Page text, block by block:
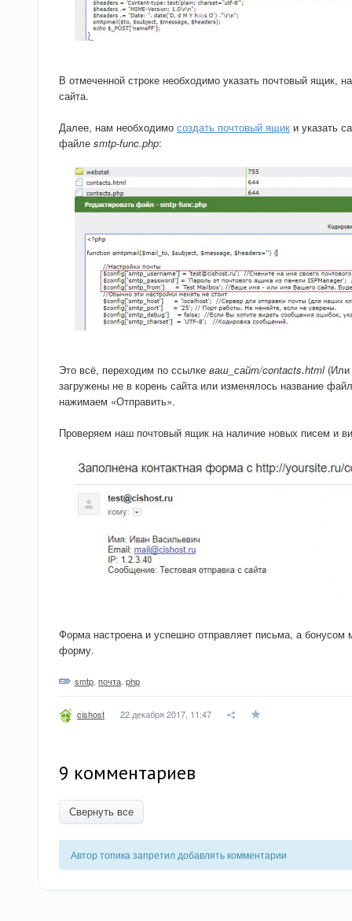
В отмеченной строке необходимо указать почтовый ящик,
сайта.
Далее, нам необходимо создать почтовый ящик и указать
файле smtp-func.php:
Это всё, переходим по ссылке ваш_сайт/contacts.html(Или
загружены не в корень сайта или изменялось название
нажимаем «Отправить».
Проверяем наш почтовый ящик на наличие новых писем и
Форма настроена и успешно отправляет письма, а
форму.
smtp почта php
cishost 22 декабря 2017, 11:47
9 комментариев
Свернуть все
Автор топика запретил добавлять комментарии